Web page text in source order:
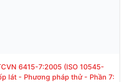
6415-7:2005 (ISO 10545-
lát - Phương pháp thử - Phần 7: